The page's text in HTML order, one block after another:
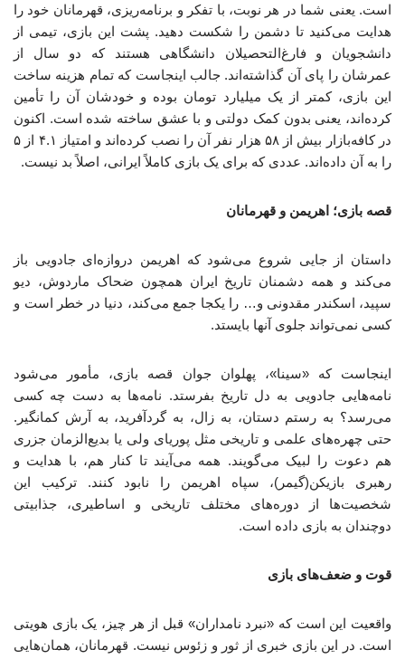
است. یعنی شما در هر نوبت، با تفکر و برنامه‌ریزی، قهرمانان خود را
هدایت می‌کنید تا دشمن را شکست دهید. پشت این بازی، تیمی از
دانشجویان و فارغ‌التحصیلان دانشگاهی هستند که دو سال از
عمرشان را پای آن گذاشته‌اند. جالب اینجاست که تمام هزینه ساخت
این بازی، کمتر از یک میلیارد تومان بوده و خودشان آن را تأمین
کرده‌اند، یعنی بدون کمک دولتی و با عشق ساخته شده است. اکنون
در کافه‌بازار بیش از ۵۸ هزار نفر آن را نصب کرده‌اند و امتیاز ۴.۱ از ۵
را به آن داده‌اند. عددی که برای یک بازی کاملاً ایرانی، اصلاً بد نیست.
قصه بازی؛ اهریمن و قهرمانان
داستان از جایی شروع می‌شود که اهریمن دروازه‌ای جادویی باز
می‌کند و همه دشمنان تاریخ ایران همچون ضحاک ماردوش، دیو
سپید، اسکندر مقدونی و… را یکجا جمع می‌کند، دنیا در خطر است و
کسی نمی‌تواند جلوی آنها بایستد.
اینجاست که «سینا»، پهلوان جوان قصه بازی، مأمور می‌شود
نامه‌هایی جادویی به دل تاریخ بفرستد. نامه‌ها به دست چه کسی
می‌رسد؟ به رستم دستان، به زال، به گردآفرید، به آرش کمانگیر.
حتی چهره‌های علمی و تاریخی مثل پوریای ولی یا بدیع‌الزمان جزری
هم دعوت را لبیک می‌گویند. همه می‌آیند تا کنار هم، با هدایت و
رهبری بازیکن(گیمر)، سپاه اهریمن را نابود کنند. ترکیب این
شخصیت‌ها از دوره‌های مختلف تاریخی و اساطیری، جذابیتی
دوچندان به بازی داده است.
قوت و ضعف‌های بازی
واقعیت این است که «نبرد نامداران» قبل از هر چیز، یک بازی هویتی
است. در این بازی خبری از ثور و زئوس نیست. قهرمانان، همان‌هایی